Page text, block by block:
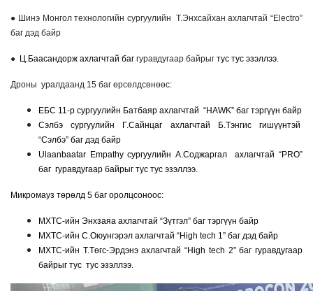
● Шинэ Монгол технологийн сургуулийн Т.Энхсайхан ахлагчтай “Electro”
баг дэд байр
● Ц.Баасандорж ахлагчтай баг гуравдугаар байрыг тус тус эзэллээ.
Дроны уралдаанд 15 баг өрсөлдсөнөөс:
ЕБС 11-р сургуулийн Батбаяр ахлагчтай “HAWK” баг тэргүүн байр
Сэлбэ сургуулийн Г.Сайнцаг ахлагчтай Б.Тэнгис гишүүнтэй
“Сэлбэ” баг дэд байр
Ulaanbaatar Empathy сургуулийн А.Соджаргал ахлагчтай “PRO”
баг гуравдугаар байрыг тус тус эзэллээ.
Микромауз төрөлд 5 баг оролцсоноос:
МХТС-ийн Энхзаяа ахлагчтай “Зүтгэл” баг тэргүүн байр
МХТС-ийн С.Оюунгэрэл ахлагчтай “High tech 1” баг дэд байр
МХТС-ийн Т.Төгс-Эрдэнэ ахлагчтай “High tech 2” баг гуравдугаар
байрыг тус тус эзэллээ.